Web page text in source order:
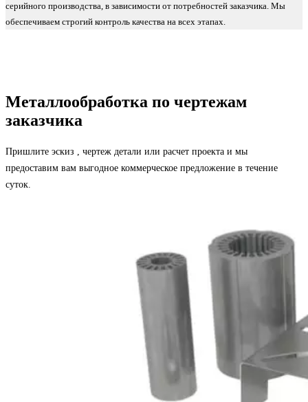
серийного производства, в зависимости от потребностей заказчика. Мы
обеспечиваем строгий контроль качества на всех этапах.
Металлообработка по чертежам
заказчика
Пришлите эскиз , чертеж детали или расчет проекта и мы
предоставим вам выгодное коммерческое предложение в течение
суток.